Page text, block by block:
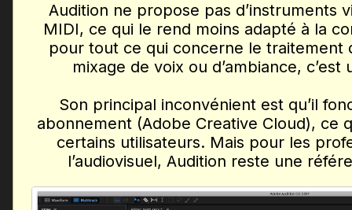
Audition ne propose pas d’instruments
MIDI, ce qui le rend moins adapté à la
pour tout ce qui concerne le traitement
mixage de voix ou d’ambiance,
Son principal inconvénient est qu’il
abonnement (Adobe Creative Cloud), ce
certains utilisateurs. Mais pour les
l’audiovisuel, Audition reste une